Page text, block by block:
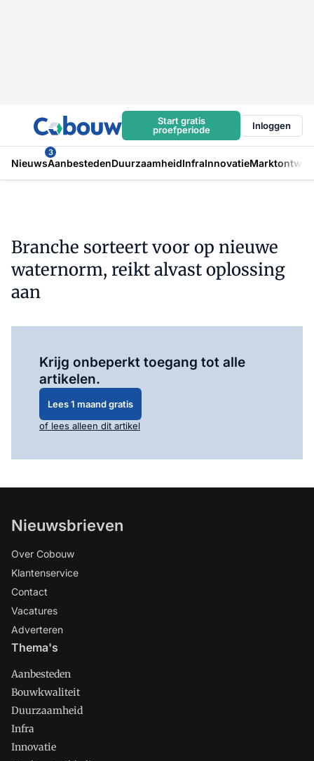
Start gratis
proefperiode
Inloggen
Nieuws
3
AanbestedenDuurzaamheidInfraInnovatie
Branche sorteert voor op nieuwe
waternorm, reikt alvast oplossing
aan
Krijg onbeperkt toegang tot alle
artikelen.
Lees 1 maand gratis
of lees alleen dit artikel
Nieuwsbrieven
Over Cobouw
Klantenservice
Contact
Vacatures
Adverteren
Thema's
Aanbesteden
Bouwkwaliteit
Duurzaamheid
Infra
Innovatie